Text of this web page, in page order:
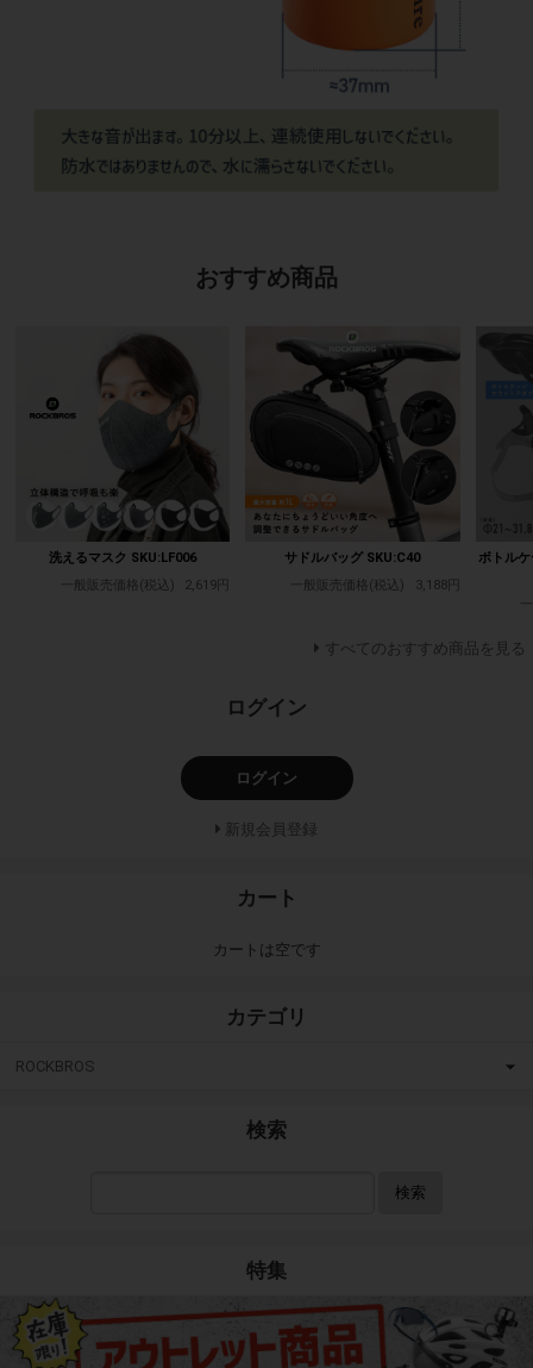
おすすめ商品
洗えるマスク SKU:LF006
一般販売価格(税込)
2,619円
サドルバッグ SKU:C40
一般販売価格(税込)
3,188円
ボトル
すべてのおすすめ商品を見る
ログイン
ログイン
新規会員登録
カート
カートは空です
カテゴリ
ROCKBROS
検索
検索
特集